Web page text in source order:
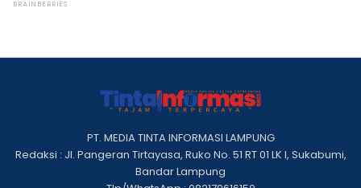
PT. MEDIA TINTA INFORMASI LAMPUNG
Redaksi : Jl. Pangeran Tirtayasa, Ruko No. 51 RT 01 LK I, Sukabumi,
Bandar Lampung